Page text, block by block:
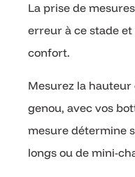
La prise de
erreur à ce stade
confort.
Mesurez la hauteur
genou, avec vos
mesure détermine
longs ou de mini-